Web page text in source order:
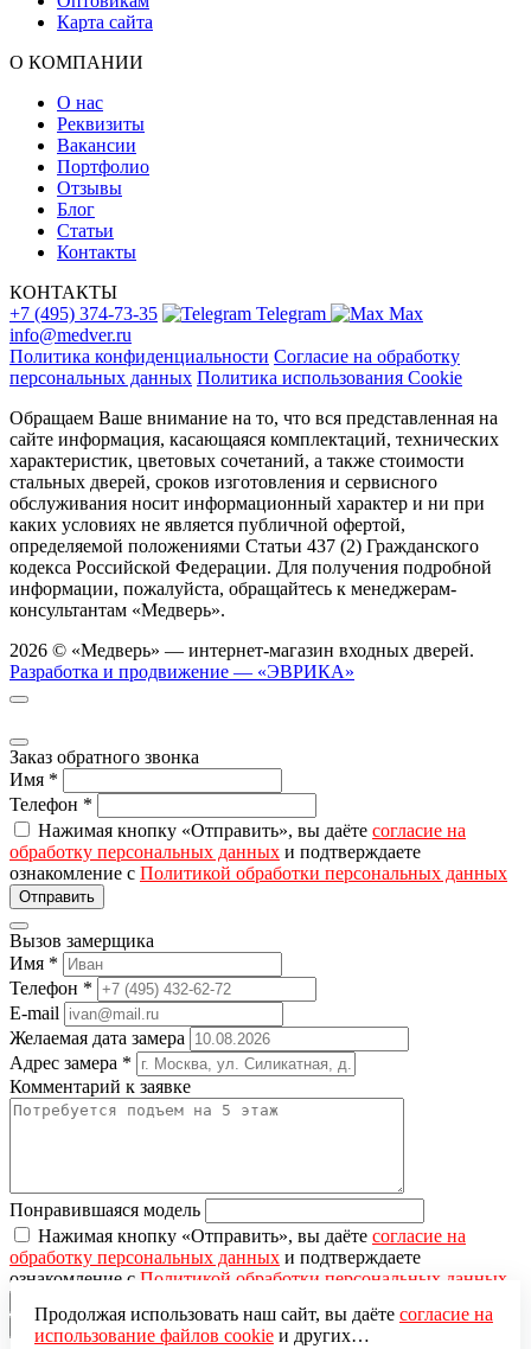
Карта сайта
О КОМПАНИИ
О нас
Реквизиты
Вакансии
Портфолио
Отзывы
Блог
Статьи
Контакты
КОНТАКТЫ
+7 (495) 374-73-35
Telegram
Max
info@medver.ru
Политика конфиденциальности Согласие на обработку
персональных данных Политика использования Cookie
Обращаем Ваше внимание на то, что вся представленная на
сайте информация, касающаяся комплектаций, технических
характеристик, цветовых сочетаний, а также стоимости
стальных дверей, сроков изготовления и сервисного
обслуживания носит информационный характер и ни при
каких условиях не является публичной офертой,
определяемой положениями Статьи 437 (2) Гражданского
кодекса Российской Федерации. Для получения подробной
информации, пожалуйста, обращайтесь к менеджерам-
консультантам «Медверь».
2026 © «Медверь» — интернет-магазин входных дверей.
Разработка и продвижение — «ЭВРИКА»
Заказ обратного звонка
Имя *
Телефон *
Нажимая кнопку «Отправить», вы даёте согласие на
обработку персональных данных и подтверждаете
ознакомление с Политикой обработки персональных данных
Вызов замерщика
Имя *
Телефон *
E-mail
Желаемая дата замера
Адрес замера *
Комментарий к заявке
Понравившаяся модель
Нажимая кнопку «Отправить», вы даёте согласие на
обработку персональных данных и подтверждаете
ознакомление с Политикой обработки персональных данных
Продолжая использовать наш сайт, вы даёте согласие на
использование файлов cookieи других